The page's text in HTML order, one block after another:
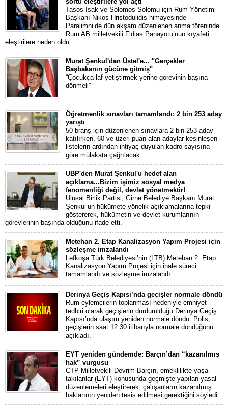
Tasos İsak ve Solomos Solomu için Rum Yönetimi
Başkanı Nikos Hristodulidis himayesinde
Paralimni’de dün akşam düzenlenen anma töreninde
Rum AB milletvekili Fidias Panayotu’nun kıyafeti
eleştirilere neden oldu.
Murat Şenkul'dan Üstel'e... "Gerçekler
Başbakanın gücüne gitmiş"
“Çocukça laf yetiştirmek yerine görevinin başına
dönmeli”
Öğretmenlik sınavları tamamlandı: 2 bin 253 aday
yarıştı
50 branş için düzenlenen sınavlara 2 bin 253 aday
katılırken, 60 ve üzeri puan alan adaylar kesinleşen
listelerin ardından ihtiyaç duyulan kadro sayısına
göre mülakata çağrılacak.
UBP'den Murat Şenkul'u hedef alan
açıklama...Bizim işimiz sosyal medya
fenomenliği değil, devlet yönetmektir!
Ulusal Birlik Partisi, Girne Belediye Başkanı Murat
Şenkul’un hükümete yönelik açıklamalarına tepki
göstererek, hükümetin ve devlet kurumlarının
görevlerinin başında olduğunu ifade etti.
Metehan 2. Etap Kanalizasyon Yapım Projesi için
sözleşme imzalandı
Lefkoşa Türk Belediyesi’nin (LTB) Metehan 2. Etap
Kanalizasyon Yapım Projesi için ihale süreci
tamamlandı ve sözleşme imzalandı.
Derinya Geçiş Kapısı’nda geçişler normale döndü
Rum eylemcilerin toplanması nedeniyle emniyet
tedbiri olarak geçişlerin durdurulduğu Derinya Geçiş
Kapısı’nda ulaşım yeniden normale döndü. Polis,
geçişlerin saat 12.30 itibarıyla normale döndüğünü
açıkladı.
EYT yeniden gündemde: Barçın’dan “kazanılmış
hak” vurgusu
CTP Milletvekili Devrim Barçın, emeklilikte yaşa
takılanlar (EYT) konusunda geçmişte yapılan yasal
düzenlemeleri eleştirerek, çalışanların kazanılmış
haklarının yeniden tesis edilmesi gerektiğini söyledi.